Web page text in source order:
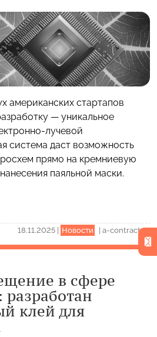
американских стартапов
— уникальное
лучевой
система даст возможность
прямо на кремниевую
паяльной маски.
18.11.2025 Новости a-contract.ru
в сфере
клей для